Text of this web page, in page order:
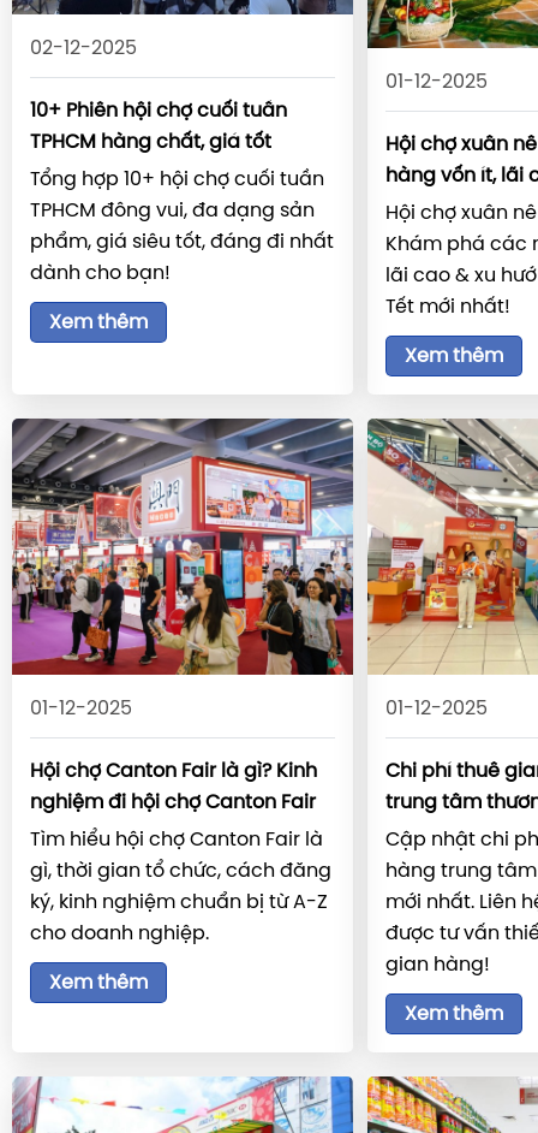
02-12-2025
10+ Phiên hội chợ cuối tuần
TPHCM hàng chất, giá tốt
Tổng hợp 10+ hội chợ cuối tuần
TPHCM đông vui, đa dạng sản
phẩm, giá siêu tốt, đáng đi nhất
dành cho bạn!
Xem thêm
01-12-2025
Hội chợ xuân
hàng vốn ít, lãi
Hội chợ xuân
Khám phá các
lãi cao & xu
Tết mới nhất!
Xem thêm
01-12-2025
Hội chợ Canton Fair là gì? Kinh
nghiệm đi hội chợ Canton Fair
Tìm hiểu hội chợ Canton Fair là
gì, thời gian tổ chức, cách đăng
ký, kinh nghiệm chuẩn bị từ A-Z
cho doanh nghiệp.
Xem thêm
01-12-2025
Chi phí thuê
trung tâm
Cập nhật chi
hàng trung
mới nhất. Liên
được tư vấn
gian hàng!
Xem thêm